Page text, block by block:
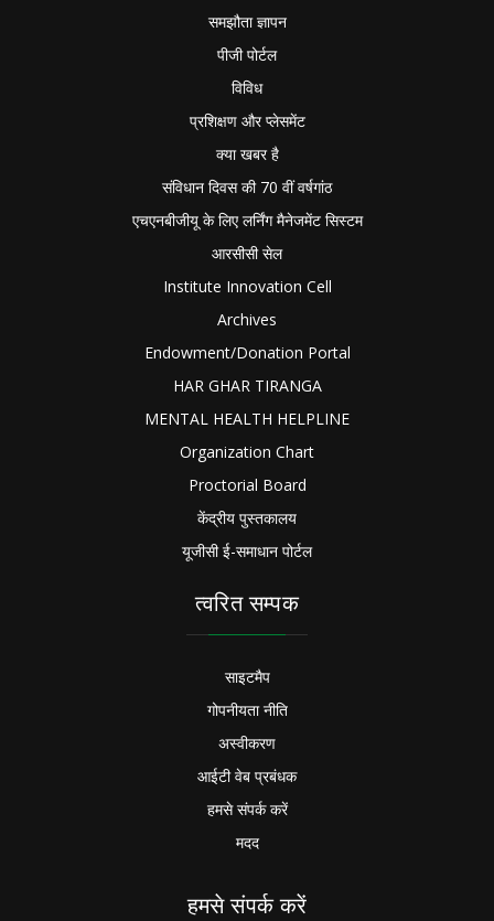
समझौता ज्ञापन
पीजी पोर्टल
विविध
प्रशिक्षण और प्लेसमेंट
क्या खबर है
संविधान दिवस की 70 वीं वर्षगांठ
एचएनबीजीयू के लिए लर्निंग मैनेजमेंट सिस्टम
आरसीसी सेल
Institute Innovation Cell
Archives
Endowment/Donation Portal
HAR GHAR TIRANGA
MENTAL HEALTH HELPLINE
Organization Chart
Proctorial Board
केंद्रीय पुस्तकालय
यूजीसी ई-समाधान पोर्टल
त्वरित सम्पक
साइटमैप
गोपनीयता नीति
अस्वीकरण
आईटी वेब प्रबंधक
हमसे संपर्क करें
मदद
हमसे संपर्क करें